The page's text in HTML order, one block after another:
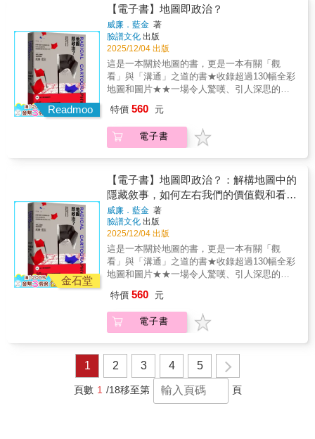
Attendant Nadeau（法國文學評論期刊）「在
重重封鎖與鎮壓下依然記錄街頭的火焰與呼
喊，作者途中被革命衛隊拘捕，被要求離境，
但他帶著這些見聞歸來——對讀者而言，這是
一部震撼心靈的旅行見證。」－－
BookBlast（國際書評媒體）「這本書帶領我們
進入一段迷人的旅程，讓讀者更深入理解那些
一頁中都有理解與同情的線索。」－－
SensCritique（法國文化評論平臺）「他書寫今
日的伊朗：恐懼、政權的歷史，也描繪日常生
活中依然存在的魅力。」－－Europe 1（法國
的見證，揭示了這個比以往更加封閉於世界之
外的神權國度。」－－RTL（法國廣播電臺）
「一份重要的見證，充滿巨大的謙遜。」－－
Le Masque et la Plume（法國著名文化評論廣
播節目「假面與羽毛」）
西、耶穌、穆罕默德、佛陀、孔子、老子、莊
子📌 第2章：日本思想• 歷史人物：聖德太子、
最澄、空海、親鸞• 近代思想家：伊藤仁齋、本
居宣長、福澤諭吉、夏目漱石、宮澤賢治📌 第
3章：西洋近代思想• 宗教改革與科學革命：馬
丁・路德、培根、笛卡兒、帕斯卡• 啟蒙時代：
康德、黑格爾、盧梭、邊沁、彌爾📌 第4章：
現代思想• 存在主義與社會思想：威廉・詹姆
斯、尚-保羅．沙特、馬克思• 和平與人道主
納斯、哈伯馬斯、羅爾斯、阿馬蒂亞．沈恩、
佛洛伊德
格勒改回原來的名字？如何從地名看斯拉夫世
界？…… 繼《從空間解讀的世界史》之
後，宮崎正勝發展出以「地名」作為解讀歷史
真相的關鍵。他認為要更深入學習歷史，「景
觀」、「地名」、「地圖」等地理因素相當有
助益。《從地名解讀世界史的興亡》就像一本
歷史偵探小說，告訴我們「地名」不只是符
號，也是「歷史的化石」。從巴比倫到紐約，
透過解析地名的語源，看懂世界霸權如何一步
就可大致掌握各個地區複雜的歷史及世界歷史
的演進過程。 傳統的歷史學習往往側重於
人物與戰爭，本書則提供了極具啟發性的視
而地名的「層理」如同岩石的層理，最古老的
名字被壓在最底層，代表著最原始的文化。每
一次征服或易名，就像是在上面疊了一層新的
岩石。書中選取了具代表性的「世界中心」城
市，分析其名稱的由來與變遷。例如，現今土
耳其的伊斯坦堡在希臘時代叫拜占庭，在羅馬
時代叫君士坦丁堡，到了鄂圖曼土耳其時代名
為伊斯坦堡，地名的變化標誌了古希臘、羅馬
方文明的重要分水嶺，更象徵著宗教與帝國的
更迭。 這是一本能夠培養宏觀的歷史視
野，將地理知識與歷史脈絡完美結合的佳
作。 ＊ 為什麼這本書值得讀？旅遊的深
是會看到一座層層疊疊的歷史博物館。視野的
拓展：本書將抽象的「歷史」變成具體的「地
理」，讓你從宏觀角度理解全球霸權是如何不
斷演變與洗牌的。知識的趣味：讀來輕鬆有
Readmoo
【電子書】地圖即政治？
威廉．藍金 著
臉譜文化 出版
2025/12/04 出版
這是一本關於地圖的書，更是一本有關「觀
看」與「溝通」之道的書★收錄超過130幅全彩
地圖和圖片★★一場令人驚嘆、引人深思的探
的理解★王志弘 國立臺灣大學建築與城鄉
研究所教授王明志 中華民國地圖學會理事
長方德琳 《報導者》總編輯巫師地理 地
務學系助理教授——專業推薦🗺️當我們把現實
轉錄為平面，地圖是純粹的視覺資訊工具嗎？
我們對地圖的印象，往往單純將其視作一種視
覺化工具，以圖像的形式反映數據和地理資
訊，而地圖本身並不帶有立場。長久以來，製
圖者也自詡遵從這樣的價值觀——中立、客
觀、嚴謹，以及為數據服務。然而，耶魯大學
地圖學家、歷史學家威廉．藍金（William
Rankin）在本書中打破了這樣的迷思——地圖
並非單純呈現視覺資訊的中立工具，它們天生
論證，它們決定了世界如何被劃分、什麼人事
物被凸顯或隱藏，以及誰的聲音能被聽見——
一張地圖可以改變城市設計與河川流向、有力
影響戰爭的方式與解決土地爭議，也會決定孩
子如何學習種族觀念。🗺️我們應該如何解讀地
圖？——詮釋世界的七個關鍵本書將圍繞現代
地圖的七個基本特性開展，它們是七種製圖技
術，也是創造世界的七個難處，是任何地圖製
特價 560 元
電子書
金石堂
【電子書】地圖即政治？：解構地圖中的
隱藏敘事，如何左右我們的價值觀和看待
世界的方式
威廉．藍金 著
臉譜文化 出版
2025/12/04 出版
這是一本關於地圖的書，更是一本有關「觀
看」與「溝通」之道的書★收錄超過130幅全彩
地圖和圖片★★一場令人驚嘆、引人深思的探
的理解★王志弘 國立臺灣大學建築與城鄉
研究所教授王明志 中華民國地圖學會理事
長方德琳 《報導者》總編輯巫師地理 地
務學系助理教授——專業推薦🗺️當我們把現實
轉錄為平面，地圖是純粹的視覺資訊工具嗎？
我們對地圖的印象，往往單純將其視作一種視
覺化工具，以圖像的形式反映數據和地理資
特價 560 元
電子書
1 2 3 4 5
頁數 1 /18移至第 頁